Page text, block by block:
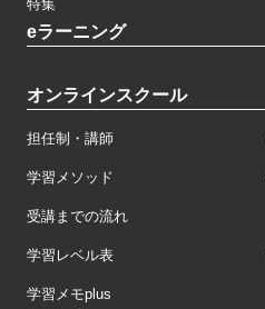
特集
eラーニング
オンラインスクール
担任制・講師
学習メソッド
受講までの流れ
学習レベル表
学習メモplus